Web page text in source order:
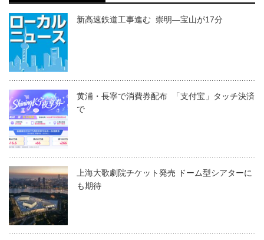
新高速鉄道工事進む 崇明―宝山が17分
黄浦・長寧で消費券配布 「支付宝」タッチ決済
で
上海大歌劇院チケット発売 ドーム型シアターに
も期待